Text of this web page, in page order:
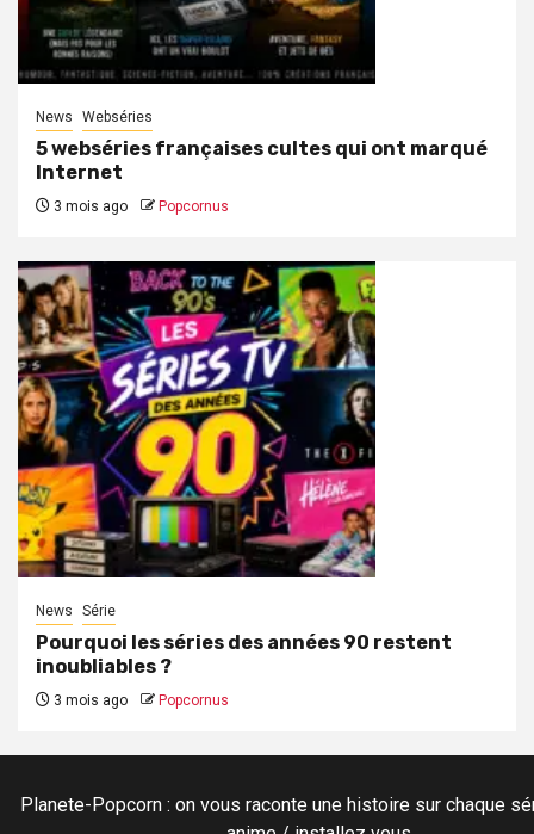
News Webséries
5 webséries françaises cultes qui ont marqué
Internet
3 mois ago Popcornus
News Série
Pourquoi les séries des années 90 restent
inoubliables ?
3 mois ago Popcornus
Planete-Popcorn : on vous raconte une histoire sur chaque